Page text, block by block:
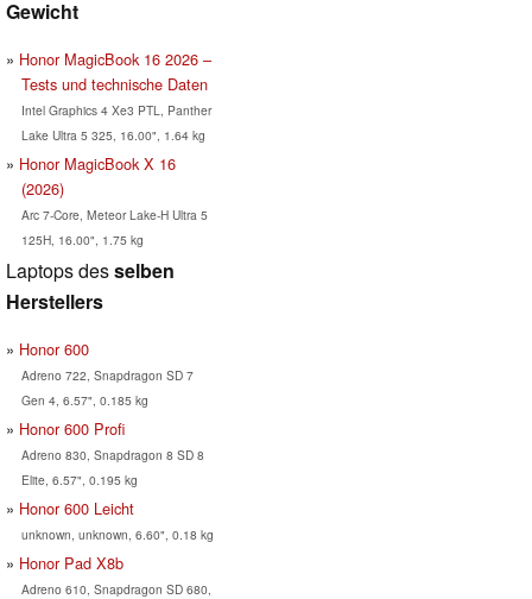
Gewicht
Honor MagicBook 16 2026 –
Tests und technische Daten
Intel Graphics 4 Xe3 PTL, Panther
Lake Ultra 5 325, 16.00", 1.64 kg
Honor MagicBook X 16
(2026)
Arc 7-Core, Meteor Lake-H Ultra 5
125H, 16.00", 1.75 kg
Laptops desselben
Herstellers
Honor 600
Adreno 722, Snapdragon SD 7
Gen 4, 6.57", 0.185 kg
Honor 600 Profi
Adreno 830, Snapdragon 8 SD 8
Elite, 6.57", 0.195 kg
Honor 600 Leicht
unknown, unknown, 6.60", 0.18 kg
Honor Pad X8b
Adreno 610, Snapdragon SD 680,